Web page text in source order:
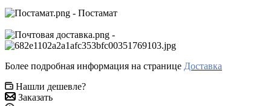
- Постамат
-
Более подробная информация на странице Доставка
Нашли дешевле?
Заказать